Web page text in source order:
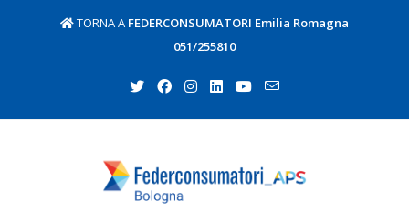
TORNA A FEDERCONSUMATORI Emilia Romagna
051/255810